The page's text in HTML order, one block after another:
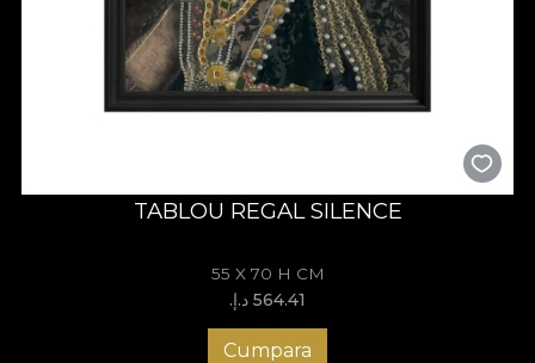
TABLOU REGAL SILENCE
55 X 70 H CM
564.41 د.إ.‏
Cumpara